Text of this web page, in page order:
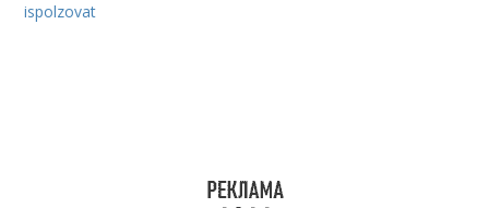
ispolzovat